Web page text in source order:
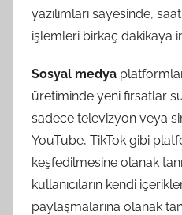
yazılımları sayesinde,
işlemleri birkaç dakikaya
Sosyal medya
üretiminde yeni fırsatlar
sadece televizyon veya
YouTube, TikTok gibi
keşfedilmesine olanak
kullanıcıların kendi
paylaşmalarına olanak